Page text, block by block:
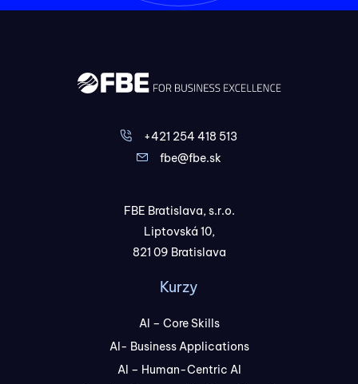
+421 254 418 513
fbe@fbe.sk
FBE Bratislava, s.r.o.
Liptovská 10,
821 09 Bratislava
Kurzy
AI – Core Skills
AI- Business Applications
AI – Human-Centric AI